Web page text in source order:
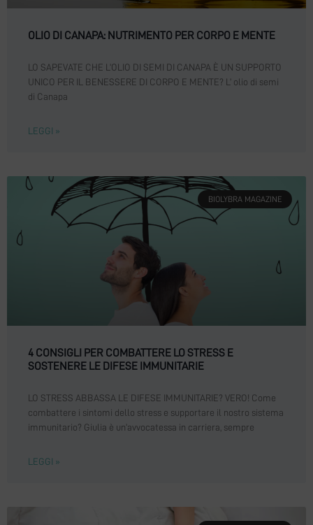
OLIO DI CANAPA: NUTRIMENTO PER CORPO E MENTE
LO SAPEVATE CHE L’OLIO DI SEMI DI CANAPA È UN SUPPORTO
UNICO PER IL BENESSERE DI CORPO E MENTE? L’ olio di semi
di Canapa
LEGGI »
BIOLYBRA MAGAZINE
4 CONSIGLI PER COMBATTERE LO STRESS E
SOSTENERE LE DIFESE IMMUNITARIE
LO STRESS ABBASSA LE DIFESE IMMUNITARIE? VERO! Come
combattere i sintomi dello stress e supportare il nostro sistema
immunitario? Giulia è un’avvocatessa in carriera, sempre
LEGGI »